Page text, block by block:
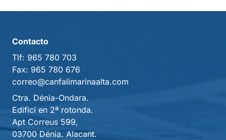
Contacto
Tlf: 965 780 703
Fax: 965 780 676
correo@canfalimarinaalta.com
Ctra. Dénia-Ondara.
Edifici en 2ª rotonda.
Apt Correus 599,
03700 Dénia. Alacant.